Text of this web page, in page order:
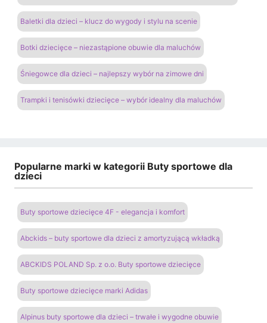
Baletki dla dzieci – klucz do wygody i stylu na scenie
Botki dziecięce – niezastąpione obuwie dla maluchów
Śniegowce dla dzieci – najlepszy wybór na zimowe dni
Trampki i tenisówki dziecięce – wybór idealny dla maluchów
Popularne marki w kategorii Buty sportowe dla
dzieci
Buty sportowe dziecięce 4F - elegancja i komfort
Abckids – buty sportowe dla dzieci z amortyzującą wkładką
ABCKIDS POLAND Sp. z o.o. Buty sportowe dziecięce
Buty sportowe dziecięce marki Adidas
Alpinus buty sportowe dla dzieci – trwałe i wygodne obuwie